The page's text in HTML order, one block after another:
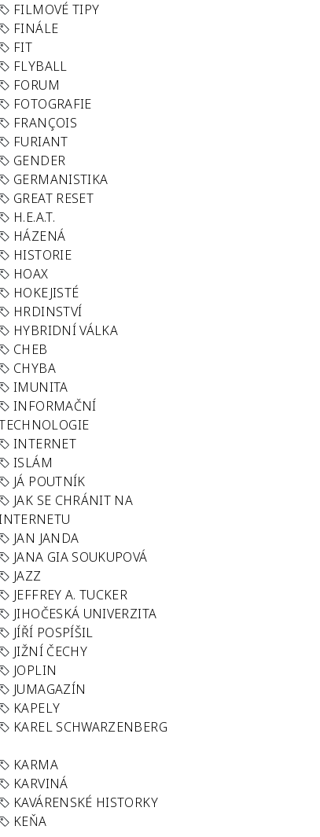
FILMOVÉ TIPY
FINÁLE
FIT
FLYBALL
FORUM
FOTOGRAFIE
FRANÇOIS
FURIANT
GENDER
GERMANISTIKA
GREAT RESET
H.E.A.T.
HÁZENÁ
HISTORIE
HOAX
HOKEJISTÉ
HRDINSTVÍ
HYBRIDNÍ VÁLKA
CHEB
CHYBA
IMUNITA
INFORMAČNÍ
INTERNET
ISLÁM
JÁ POUTNÍK
JAK SE CHRÁNIT NA
JAN JANDA
JANA GIA SOUKUPOVÁ
JAZZ
JEFFREY A. TUCKER
JIHOČESKÁ UNIVERZITA
JÍŘÍ POSPÍŠIL
JIŽNÍ ČECHY
JOPLIN
JUMAGAZÍN
KAPELY
KAREL SCHWARZENBERG
KARMA
KARVINÁ
KAVÁRENSKÉ HISTORKY
KEŇA